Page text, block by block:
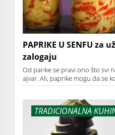
PAPRIKE U SENFU za
zalogaju
Od parike se pravi ono što svi
ajvar. Ali, paprike mogu da se
TRADICIONALNA